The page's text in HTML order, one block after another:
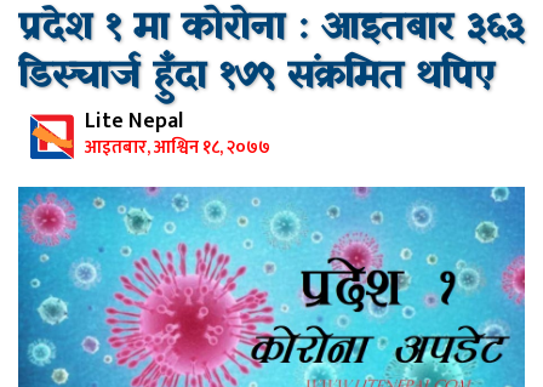
प्रदेश १ मा कोरोना : आइतबार ३६३
डिस्चार्ज हुँदा १७९ संक्रमित थपिए
Lite Nepal
आइतबार, आश्विन १८, २०७७